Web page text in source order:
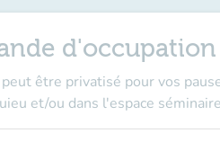
être privatisé pour vos
et/ou dans l'espace